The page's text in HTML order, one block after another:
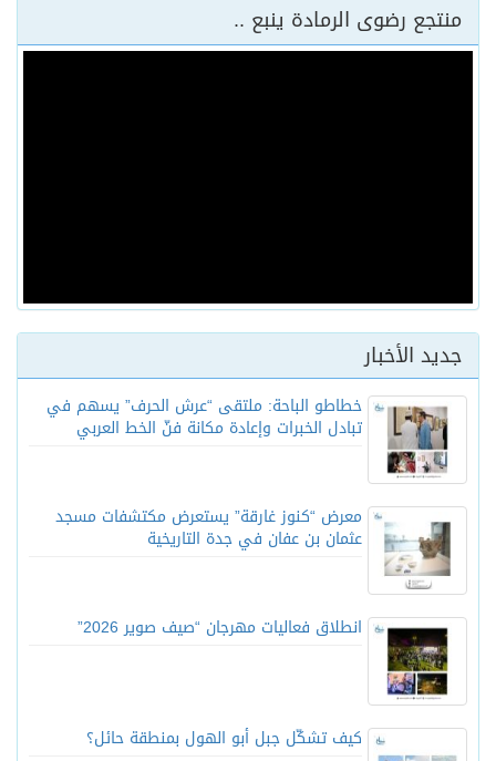
منتجع رضوى الرمادة ينبع ..
جديد الأخبار
خطاطو الباحة: ملتقى “عرش الحرف” يسهم في
تبادل الخبرات وإعادة مكانة فنّ الخط العربي
معرض “كنوز غارقة” يستعرض مكتشفات مسجد
عثمان بن عفان في جدة التاريخية
انطلاق فعاليات مهرجان “صيف صوير 2026”
كيف تشكّل جبل أبو الهول بمنطقة حائل؟